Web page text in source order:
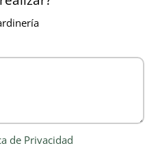
de Privacidad